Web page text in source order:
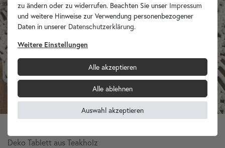
Deko Tablett aus Teakholz
zu ändern oder zu widerrufen. Beachten Sie unser Impressum
und weitere Hinweise zur Verwendung personenbezogener
Daten in unserer Daten­schutz­erklärung.
Weitere Einstellungen
Alle akzeptieren
Alle ablehnen
Auswahl akzeptieren